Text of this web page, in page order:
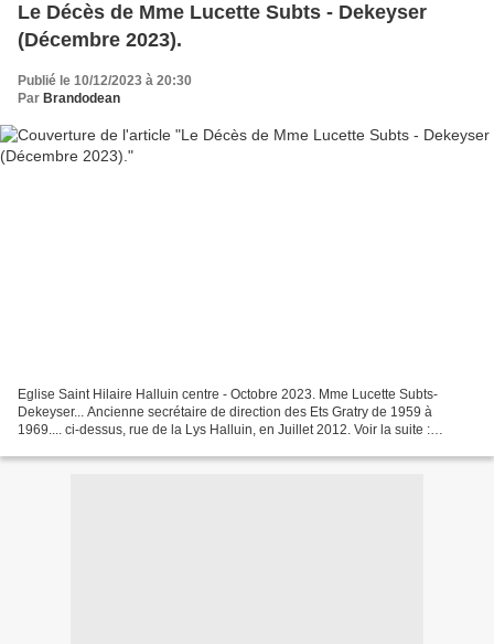
Le Décès de Mme Lucette Subts - Dekeyser
(Décembre 2023).
Publié le 10/12/2023 à 20:30
Par Brandodean
Eglise Saint Hilaire Halluin centre - Octobre 2023. Mme Lucette Subts-
Dekeyser... Ancienne secrétaire de direction des Ets Gratry de 1959 à
1969.... ci-dessus, rue de la Lys Halluin, en Juillet 2012. Voir la suite :